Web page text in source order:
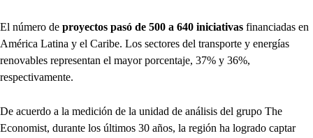
El número de proyectos pasó de 500 a 640 iniciativas financiadas en
América Latina y el Caribe. Los sectores del transporte y energías
renovables representan el mayor porcentaje, 37% y 36%,
respectivamente.
De acuerdo a la medición de la unidad de análisis del grupo The
Economist, durante los últimos 30 años, la región ha logrado captar